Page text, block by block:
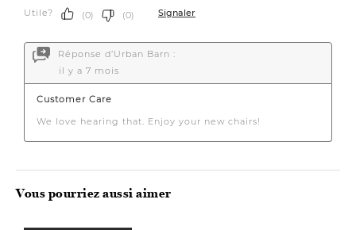
Vous pourriez aussi aimer